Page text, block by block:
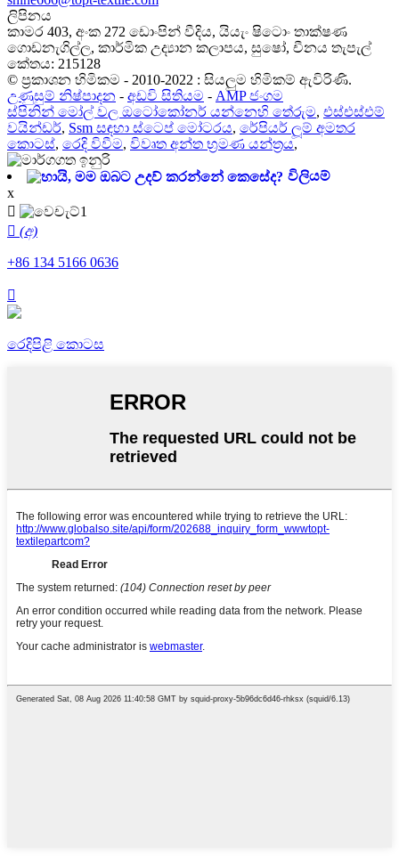
ලිපිනය
කාමර 403, අංක 272 ඩොංපින් වීදිය, යියැං ෂිටොං තාක්ෂණ
ගොඩනැගිල්ල, කාර්මික උද්‍යාන කලාපය, සුෂෝ, චීනය තැපැල්
කේතය: 215128
© ප්‍රකාශන හිමිකම - 2010-2022 : සියලුම හිමිකම් ඇවිරිණි.
උණුසුම් නිෂ්පාදන - අඩවි සිතියම - AMP ජංගම
ස්පිනින් මෝල් වල ඔටෝකෝනර් යන්නෙහි තේරුම, එස්එස්එම්
වයින්ඩර්, Ssm සඳහා ස්ටෙප් මෝටරය, රේපියර් ලූම් අමතර
කොටස්, රෙදි විවීම, විවෘත අන්ත භ්‍රමණ යන්ත්‍රය,
විලියම්
x

 (අ)
+86 134 5166 0636

රෙදිපිළි කොටස